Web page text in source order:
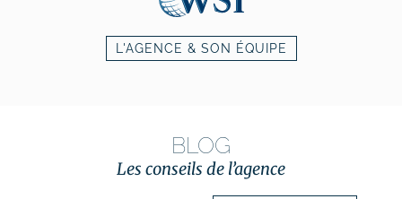
L'AGENCE & SON ÉQUIPE
BLOG
Les conseils de l’agence